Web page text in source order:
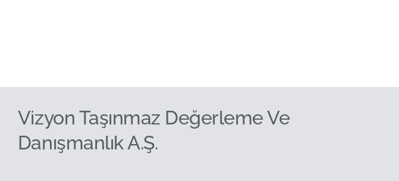
Vizyon Taşınmaz Değerleme Ve
Danışmanlık A.Ş.